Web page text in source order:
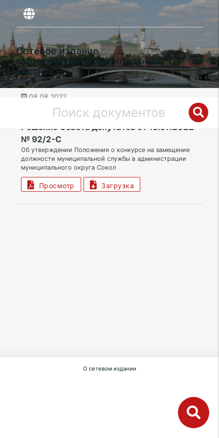
Сетевое издание
«Московский муниципальный
вестник»
08.08.2022
САО | Муниципальный округ Сокол
Решение Совета депутатов от 13.07.2022
№ 92/2-С
Об утверждении Положения о конкурсе на замещение
должности муниципальной службы в администрации
муниципального округа Сокол
Просмотр Загрузка
О сетевом издании